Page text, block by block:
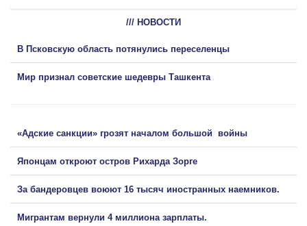
/// НОВОСТИ
В Псковскую область потянулись переселенцы
Мир признал советские шедевры Ташкента
«Адские санкции» грозят началом большой войны
Японцам откроют остров Рихарда Зорге
За бандеровцев воюют 16 тысяч иностранных наемников.
Мигрантам вернули 4 миллиона зарплаты.